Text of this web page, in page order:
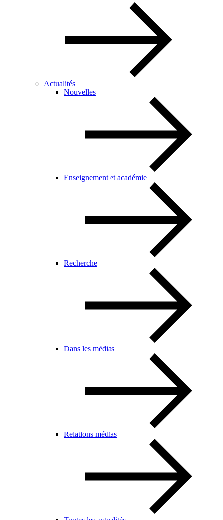
Actualités
Nouvelles
Enseignement et académie
Recherche
Dans les médias
Relations médias